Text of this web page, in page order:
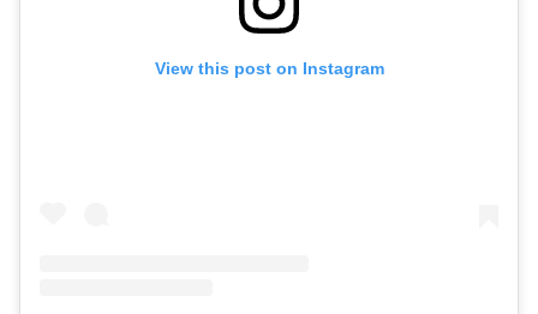
View this post on Instagram